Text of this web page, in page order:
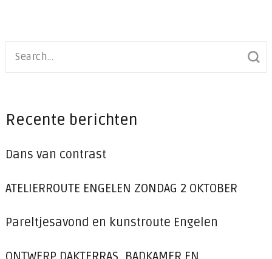
Search
Recente berichten
Dans van contrast
ATELIERROUTE ENGELEN ZONDAG 2 OKTOBER
Pareltjesavond en kunstroute Engelen